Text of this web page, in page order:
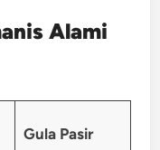
Alami
Gula Pasir